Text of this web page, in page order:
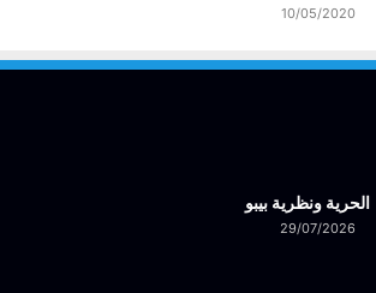
10/05/2020
الحرية ونظرية بيبو
29/07/2026